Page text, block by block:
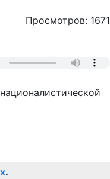
Просмотров: 1671
.